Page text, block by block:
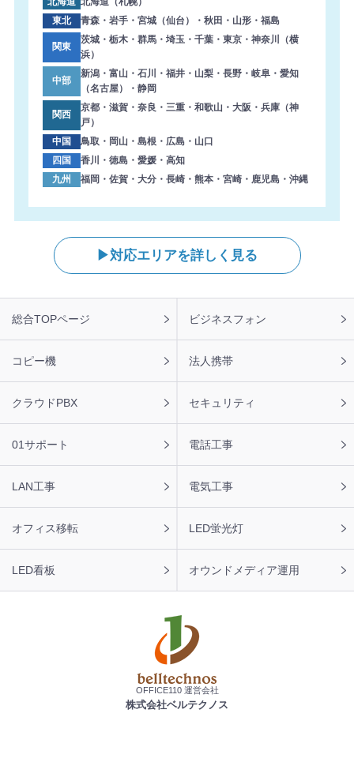
2026年8月6日 14:58
【東京都】コピー機 TOSHIBA 導入のお問い合わせを頂き
ました。ありがとうございます。
2026年8月6日 14:33
【大阪府】複合機 SHARP 導入のお問い合わせを頂きまし
た。ありがとうございます。
2026年8月6日 13:47
【東京都】複合機 RICOH 導入のお問い合わせを頂きまし
た。ありがとうございます。
2026年8月6日 13:38
【岐阜県】コピー機 KYOCERA 導入のお問い合わせを頂き
ました。ありがとうございます。
2026年8月6日 13:04
した。ありがとうございます。
【福岡県】コピー機 RICOH 導入のお問い合わせを頂きま
た。ありがとうございます。
東北
青森・岩手・宮城（仙台）・秋田・山形・福島
関東
茨城・栃木・群馬・埼玉・千葉・東京・神奈川（横
浜）
中部
新潟・富山・石川・福井・山梨・長野・岐阜・愛知
（名古屋）・静岡
関西
京都・滋賀・奈良・三重・和歌山・大阪・兵庫（神
戸）
中国
鳥取・岡山・島根・広島・山口
四国
香川・徳島・愛媛・高知
九州
福岡・佐賀・大分・長崎・熊本・宮崎・鹿児島・沖縄
対応エリアを詳しく見る
ッ
タ
総合TOPページ ビジネスフォン
コピー機 法人携帯
クラウドPBX セキュリティ
01サポート 電話工事
LAN工事 電気工事
オフィス移転 LED蛍光灯
LED看板 オウンドメディア運用
OFFICE110 運営会社
株式会社ベルテクノス